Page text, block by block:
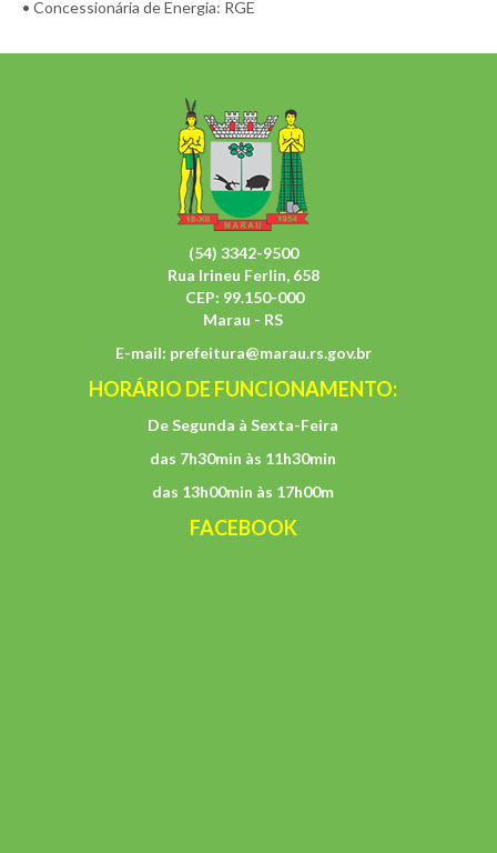
• Concessionária de Energia: RGE
(54) 3342-9500
Rua Irineu Ferlin, 658
CEP: 99.150-000
Marau - RS
E-mail: prefeitura@marau.rs.gov.br
HORÁRIO DE FUNCIONAMENTO:
De Segunda à Sexta-Feira
das 7h30min às 11h30min
das 13h00min às 17h00m
FACEBOOK